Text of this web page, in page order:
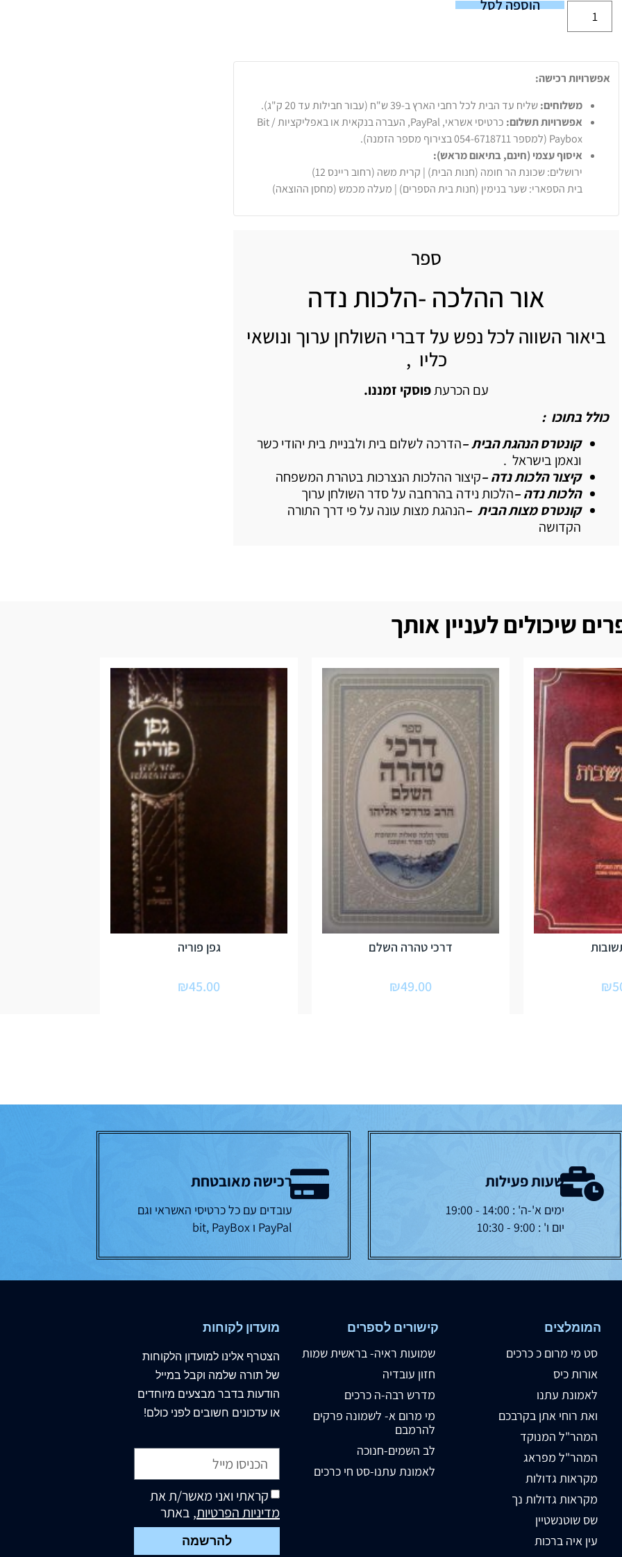
הוספה לסל
אפשרויות רכישה:
משלוחים:שליח עד הבית לכל רחבי הארץ ב-39 ש"ח (עבור חבילות עד 20 ק"ג).
אפשרויות תשלום:
כרטיסי אשראי, PayPal, העברה בנקאית או באפליקציות Bit /
Paybox (למספר 054-6718711 בצירוף מספר הזמנה).
איסוף עצמי (חינם, בתיאום מראש):
ירושלים: שכונת הר חומה (חנות הבית) | קרית משה (רחוב ריינס 12)
בית הספארי: שער בנימין (חנות בית הספרים) | מעלה מכמש (מחסן ההוצאה)
ספר
אור ההלכה -הלכות נדה
ביאור השווה לכל נפש על דברי השולחן ערוך ונושאי
כליו ,
עם הכרעתפוסקי זמננו.
כולל בתוכו :
קונטרס הנהגת הבית –הדרכה לשלום בית ולבניית בית יהודי כשר
ונאמן בישראל .
קיצור הלכות נדה –קיצור ההלכות הנצרכות בטהרת המשפחה
הלכות נדה –הלכות נידה בהרחבה על סדר השולחן ערוך
קונטרס מצות הבית –הנהגת מצות עונה על פי דרך התורה
הקדושה
שיכולים לעניין אותך
₪
דרכי טהרה השלם
₪49.00
גפן פוריה
₪45.00
שעות פעילות
ימים א'-ה' : 14:00 - 19:00
יום ו' : 9:00 - 10:30
רכישה מאובטחת
עובדים עם כל כרטיסי האשראי וגם
PayPal ו bit, PayBox
המומלצים
סט מי מרום כ כרכים
אורות כיס
לאמונת עתנו
ואת רוחי אתן בקרבכם
המהר"ל המנוקד
המהר"ל מפראג
מקראות גדולות
מקראות גדולות נך
שס שוטנשטיין
עין איה ברכות
קישורים לספרים
שמועות ראיה- בראשית שמות
חזון עובדיה
מדרש רבה-ה כרכים
מי מרום א- לשמונה פרקים
להרמבם
לב השמים-חנוכה
לאמונת עתנו-סט חי כרכים
מועדון לקוחות
הצטרף אלינו למועדון הלקוחות
של תורה שלמה וקבל במייל
הודעות בדבר מבצעים מיוחדים
או עדכונים חשובים לפני כולם!
קראתי ואני מאשר/ת את
מדיניות הפרטיות, באתר
להרשמה